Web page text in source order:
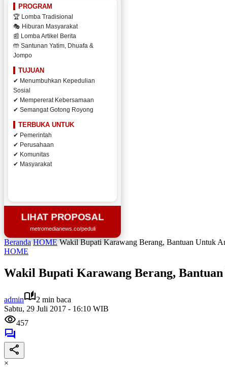
PROGRAM
🏆 Lomba Tradisional
🎭 Hiburan Masyarakat
📰 Lomba Artikel Berita
🤲 Santunan Yatim, Dhuafa &
Jompo
TUJUAN
✔ Menumbuhkan Kepedulian
Sosial
✔ Mempererat Kebersamaan
✔ Semangat Gotong Royong
TERBUKA UNTUK
✔ Pemerintah
✔ Perusahaan
✔ Komunitas
✔ Masyarakat
LIHAT PROPOSAL
metromedianews.co/peduli
Beranda HOME Wakil Bupati Karawang Berang, Bantuan Untuk
HOME
Wakil Bupati Karawang Berang,
admin
2 min baca
Sabtu, 29 Juli 2017 - 16:10 WIB
457
×